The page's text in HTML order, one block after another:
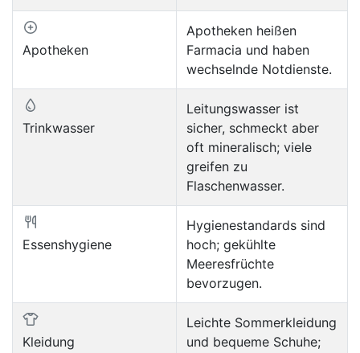
Apotheken
Apotheken heißen
Farmacia und haben
wechselnde Notdienste.
Trinkwasser
Leitungswasser ist
sicher, schmeckt aber
oft mineralisch; viele
greifen zu
Flaschenwasser.
Essenshygiene
Hygienestandards sind
hoch; gekühlte
Meeresfrüchte
bevorzugen.
Kleidung
Leichte Sommerkleidung
und bequeme Schuhe;